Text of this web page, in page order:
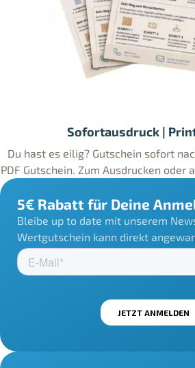
Sofortausdruck |
Du hast es eilig? Gutschein sofort
PDF Gutschein. Zum Ausdrucken oder
5€ Rabatt für Deine
Bleibe up to date mit unserem
Wertgutschein kann direkt